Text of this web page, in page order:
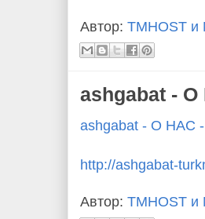
Автор: TMHOST и
ashgabat -
ashgabat - О НАС
http://ashgabat-
Автор: TMHOST и